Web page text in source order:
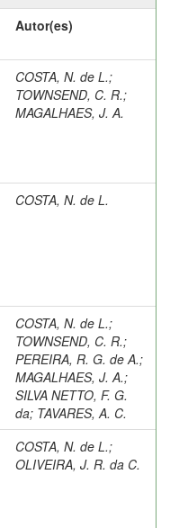
Autor(es)
COSTA, N. de L.;
TOWNSEND, C. R.;
MAGALHAES, J. A.
COSTA, N. de L.
COSTA, N. de L.;
TOWNSEND, C. R.;
PEREIRA, R. G. de A.;
MAGALHAES, J. A.;
SILVA NETTO, F. G.
da; TAVARES, A. C.
COSTA, N. de L.;
OLIVEIRA, J. R. da C.